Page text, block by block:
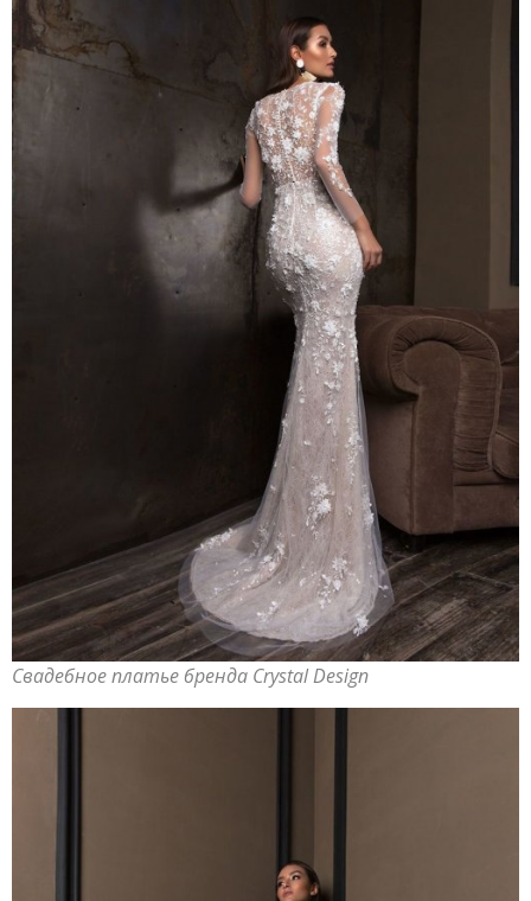
Свадебное платье бренда Crystal Design